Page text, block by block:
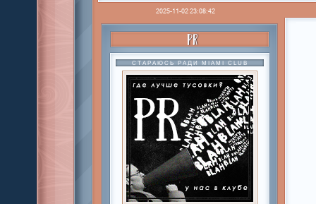
2025-11-02 23:08:42
PR
СТАРАЮСЬ РАДИ MIAMI CLUB